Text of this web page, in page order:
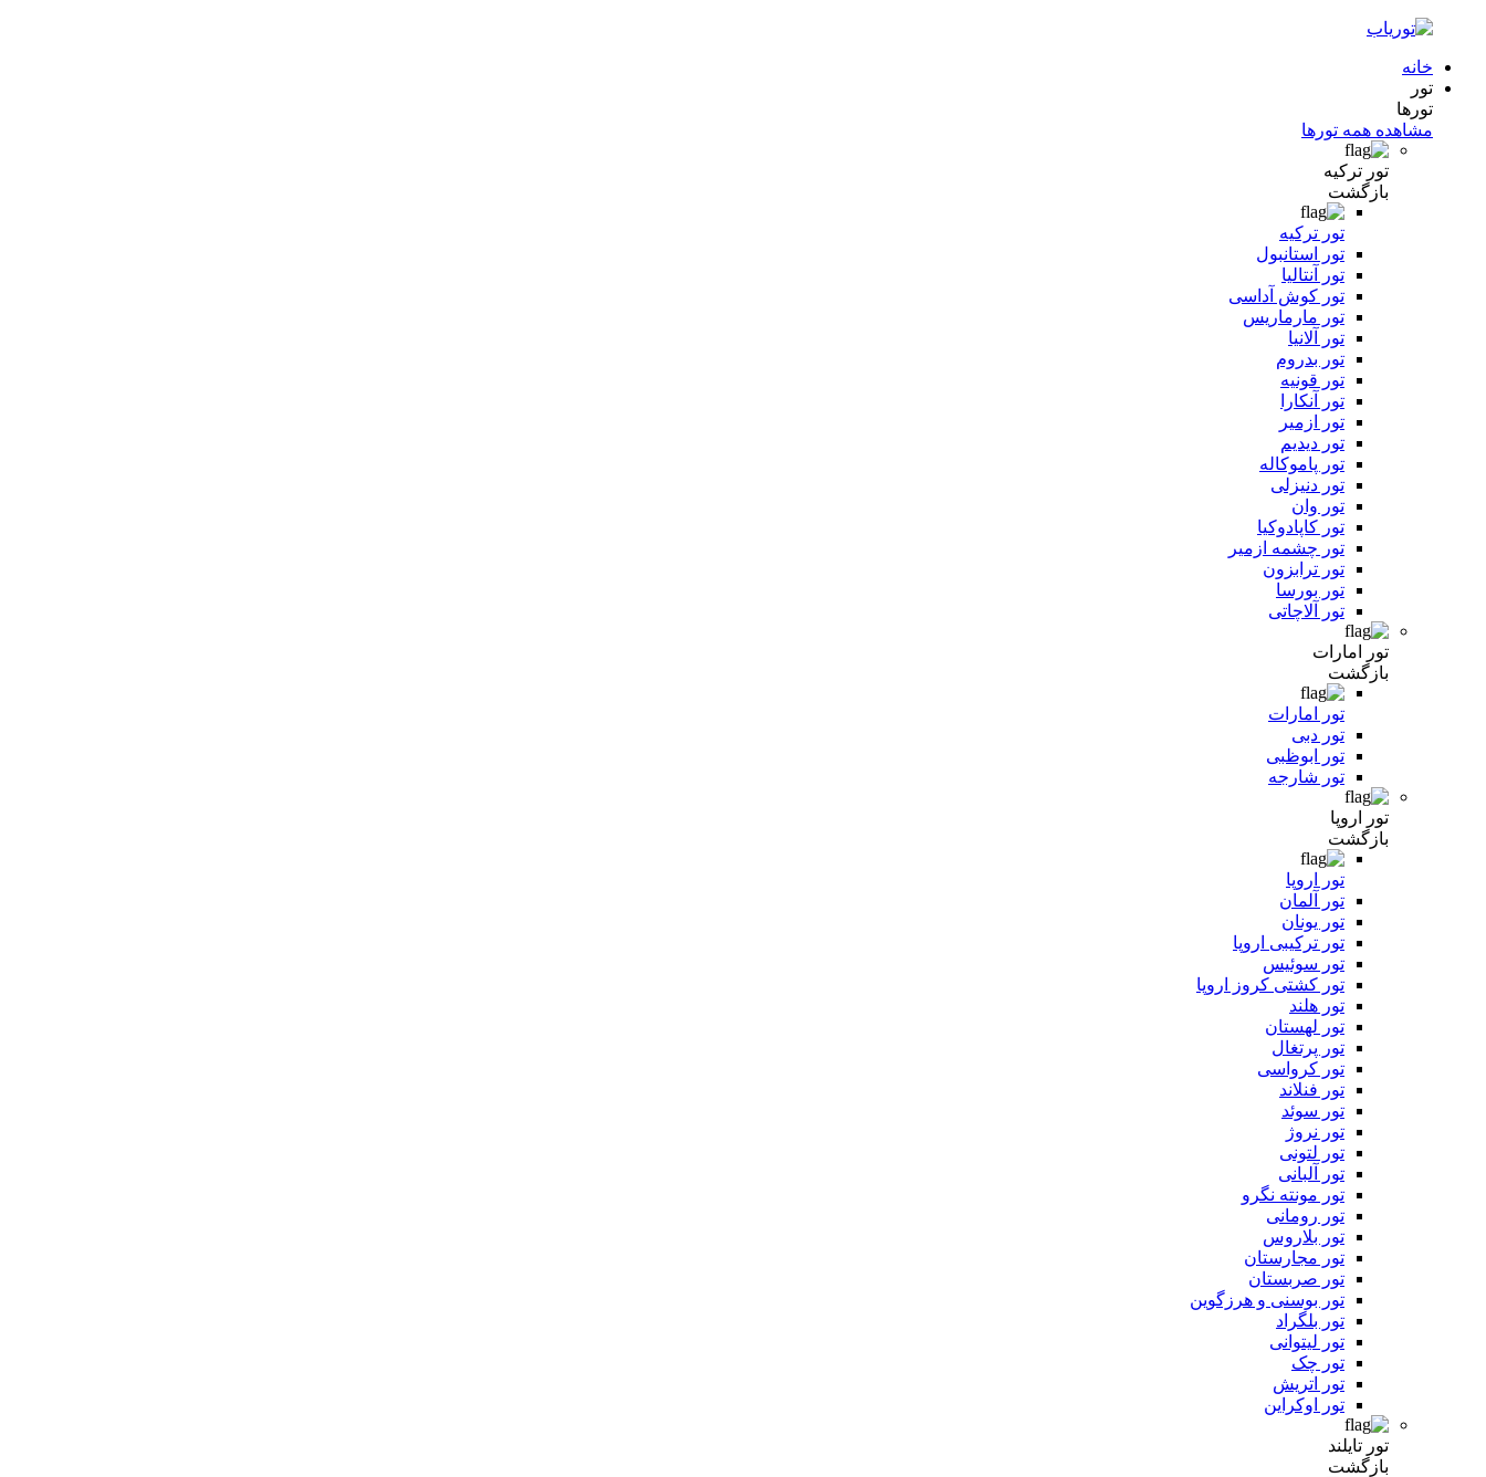
خانه
تور
تورها
مشاهده همه تورها
تور ترکیه
بازگشت
تور ترکیه
تور استانبول
تور آنتالیا
تور کوش آداسی
تور مارماریس
تور آلانیا
تور بدروم
تور قونیه
تور آنکارا
تور ازمیر
تور دیدیم
تور پاموکاله
تور دنیزلی
تور وان
تور کاپادوکیا
تور چشمه ازمیر
تور ترابزون
تور بورسا
تور آلاچاتی
تور امارات
بازگشت
تور امارات
تور دبی
تور ابوظبی
تور شارجه
تور اروپا
بازگشت
تور اروپا
تور آلمان
تور یونان
تور ترکیبی اروپا
تور سوئیس
تور کشتی کروز اروپا
تور هلند
تور لهستان
تور پرتغال
تور کرواسی
تور فنلاند
تور سوئد
تور نروژ
تور لتونی
تور آلبانی
تور مونته نگرو
تور رومانی
تور بلاروس
تور مجارستان
تور صربستان
تور بوسنی و هرزگوین
تور بلگراد
تور لیتوانی
تور چک
تور اتریش
تور اوکراین
تور تایلند
بازگشت